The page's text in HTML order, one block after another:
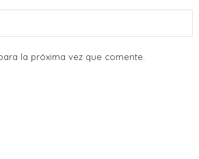
la próxima vez que comente.